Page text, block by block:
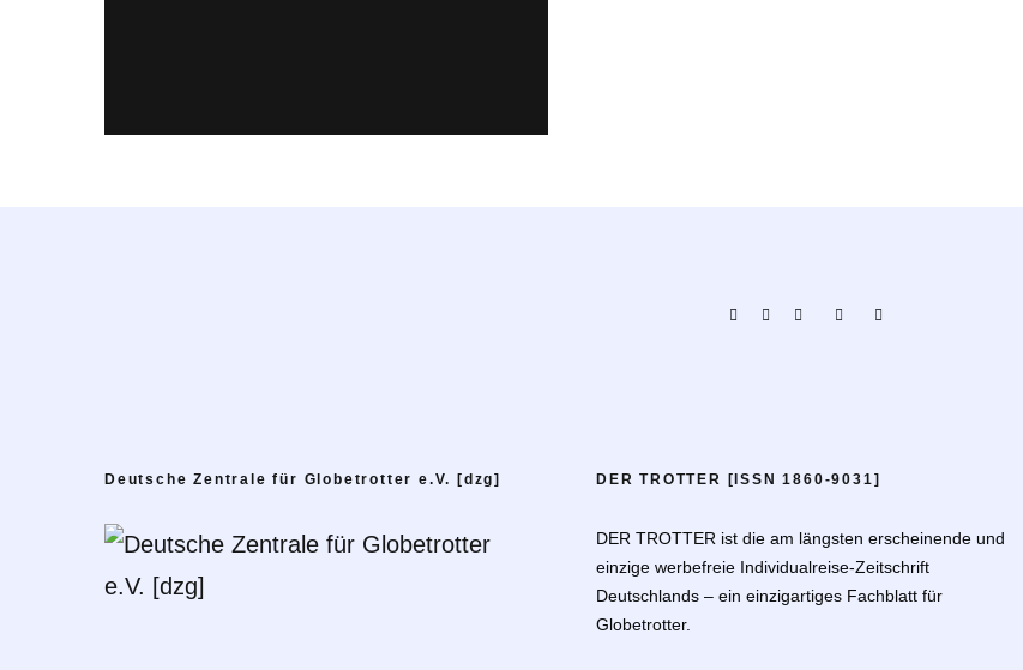
Deutsche Zentrale für Globetrotter e.V. [dzg] DER TROTTER [ISSN 1860-9031]
DER TROTTER ist die am längsten erscheinende und
einzige werbefreie Individualreise-Zeitschrift
Deutschlands – ein einzigartiges Fachblatt für
Globetrotter.